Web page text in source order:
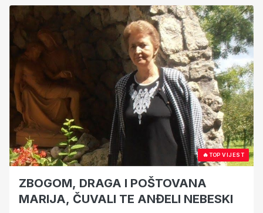
🔥TOP VIJEST
ZBOGOM, DRAGA I POŠTOVANA
MARIJA, ČUVALI TE ANĐELI NEBESKI